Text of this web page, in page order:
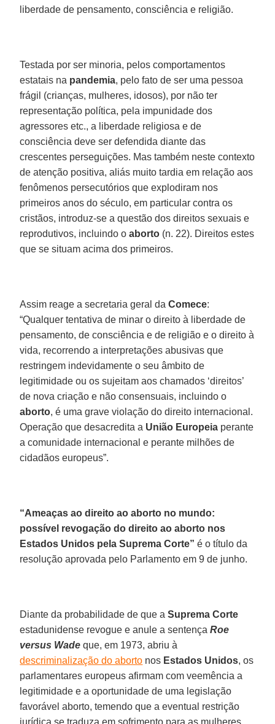
liberdade de pensamento, consciência e religião.
Testada por ser minoria, pelos comportamentos
estatais na pandemia, pelo fato de ser uma pessoa
frágil (crianças, mulheres, idosos), por não ter
representação política, pela impunidade dos
agressores etc., a liberdade religiosa e de
consciência deve ser defendida diante das
crescentes perseguições. Mas também neste contexto
de atenção positiva, aliás muito tardia em relação aos
fenômenos persecutórios que explodiram nos
primeiros anos do século, em particular contra os
cristãos, introduz-se a questão dos direitos sexuais e
reprodutivos, incluindo oaborto (n. 22). Direitos estes
que se situam acima dos primeiros.
Assim reage a secretaria geral daComece:
“Qualquer tentativa de minar o direito à liberdade de
pensamento, de consciência e de religião e o direito à
vida, recorrendo a interpretações abusivas que
restringem indevidamente o seu âmbito de
legitimidade ou os sujeitam aos chamados ‘direitos’
de nova criação e não consensuais, incluindo o
aborto, é uma grave violação do direito internacional.
Operação que desacredita a União Europeia perante
a comunidade internacional e perante milhões de
cidadãos europeus”.
“Ameaças ao direito ao aborto no mundo:
possível revogação do direito ao aborto nos
Estados Unidos pela Suprema Corte” é o título da
resolução aprovada pelo Parlamento em 9 de junho.
Diante da probabilidade de que aSuprema Corte
estadunidense revogue e anule a sentençaRoe
versus Wade que, em 1973, abriu à
descriminalização do aborto nos Estados Unidos, os
parlamentares europeus afirmam com veemência a
legitimidade e a oportunidade de uma legislação
favorável aborto, temendo que a eventual restrição
jurídica se traduza em sofrimento para as mulheres